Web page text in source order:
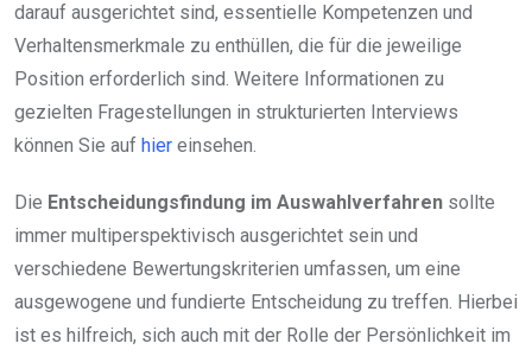
darauf ausgerichtet sind, essentielle Kompetenzen und
Verhaltensmerkmale zu enthüllen, die für die jeweilige
Position erforderlich sind. Weitere Informationen zu
gezielten Fragestellungen in strukturierten Interviews
können Sie auf hier einsehen.
Die Entscheidungsfindung im Auswahlverfahren sollte
immer multiperspektivisch ausgerichtet sein und
verschiedene Bewertungskriterien umfassen, um eine
ausgewogene und fundierte Entscheidung zu treffen. Hierbei
ist es hilfreich, sich auch mit der Rolle der Persönlichkeit im